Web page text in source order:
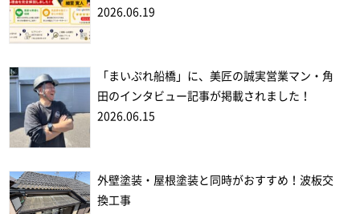
2026.06.19
「まいぷれ船橋」に、美匠の誠実営業マン・角
田のインタビュー記事が掲載されました！
2026.06.15
外壁塗装・屋根塗装と同時がおすすめ！波板交
換工事